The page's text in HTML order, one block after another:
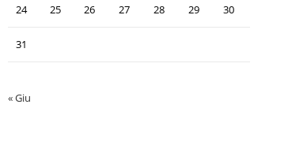
24 25 26 27 28 29 30
31
« Giu